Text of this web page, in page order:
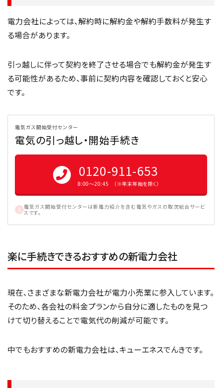
電力会社によっては、解約時に解約金や解約手数料が発生す
る場合があります。
引っ越しに伴って契約を終了させる場合でも解約金が発生す
る可能性があるため、事前に契約内容を確認しておくと安心
です。
電気ガス開始受付センター
電気の引っ越し・開始手続き
0120-911-653
8:00〜20:45 （※年末年始を除く）
電気ガス開始受付センターは新電力紹介を含む電気やガスの取次総合サービ
スです。
楽に手続きできるおすすめの新電力会社
現在、さまざまな新電力会社が電力小売業に参入しています。
そのため、各会社の料金プランから自分に適したものを見つ
けて切り替えることで電気代の削減が可能です。
中でもおすすめの新電力会社は、キューエネスでんきです。